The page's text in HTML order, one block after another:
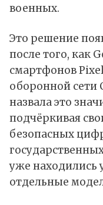
военных.
Это решение
после того, как
смартфонов
оборонной сети
назвала это
подчёркивая
безопасных
уже находились
отдельные